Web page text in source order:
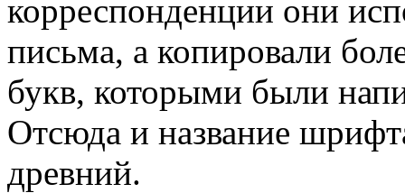
корреспонденции они
письма, а копировали
букв, которыми были
Отсюда и название
древний.